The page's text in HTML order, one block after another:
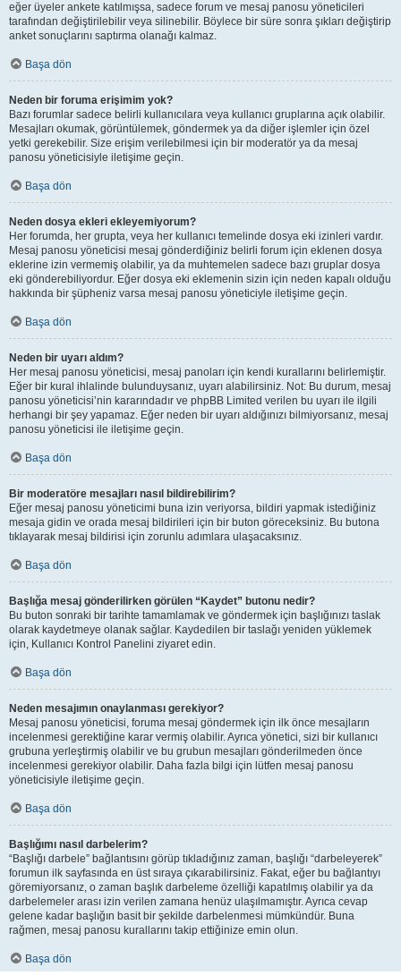
eğer üyeler ankete katılmışsa, sadece forum ve mesaj panosu yöneticileri
tarafından değiştirilebilir veya silinebilir. Böylece bir süre sonra şıkları değiştirip
anket sonuçlarını saptırma olanağı kalmaz.
Başa dön
Neden bir foruma erişimim yok?
Bazı forumlar sadece belirli kullanıcılara veya kullanıcı gruplarına açık olabilir.
Mesajları okumak, görüntülemek, göndermek ya da diğer işlemler için özel
yetki gerekebilir. Size erişim verilebilmesi için bir moderatör ya da mesaj
panosu yöneticisiyle iletişime geçin.
Başa dön
Neden dosya ekleri ekleyemiyorum?
Her forumda, her grupta, veya her kullanıcı temelinde dosya eki izinleri vardır.
Mesaj panosu yöneticisi mesaj gönderdiğiniz belirli forum için eklenen dosya
eklerine izin vermemiş olabilir, ya da muhtemelen sadece bazı gruplar dosya
eki gönderebiliyordur. Eğer dosya eki eklemenin sizin için neden kapalı olduğu
hakkında bir şüpheniz varsa mesaj panosu yöneticiyle iletişime geçin.
Başa dön
Neden bir uyarı aldım?
Her mesaj panosu yöneticisi, mesaj panoları için kendi kurallarını belirlemiştir.
Eğer bir kural ihlalinde bulunduysanız, uyarı alabilirsiniz. Not: Bu durum, mesaj
panosu yöneticisi’nin kararındadır ve phpBB Limited verilen bu uyarı ile ilgili
herhangi bir şey yapamaz. Eğer neden bir uyarı aldığınızı bilmiyorsanız, mesaj
panosu yöneticisi ile iletişime geçin.
Başa dön
Bir moderatöre mesajları nasıl bildirebilirim?
Eğer mesaj panosu yöneticimi buna izin veriyorsa, bildiri yapmak istediğiniz
mesaja gidin ve orada mesaj bildirileri için bir buton göreceksiniz. Bu butona
tıklayarak mesaj bildirisi için zorunlu adımlara ulaşacaksınız.
Başa dön
Başlığa mesaj gönderilirken görülen “Kaydet” butonu nedir?
Bu buton sonraki bir tarihte tamamlamak ve göndermek için başlığınızı taslak
olarak kaydetmeye olanak sağlar. Kaydedilen bir taslağı yeniden yüklemek
için, Kullanıcı Kontrol Panelini ziyaret edin.
Başa dön
Neden mesajımın onaylanması gerekiyor?
Mesaj panosu yöneticisi, foruma mesaj göndermek için ilk önce mesajların
incelenmesi gerektiğine karar vermiş olabilir. Ayrıca yönetici, sizi bir kullanıcı
grubuna yerleştirmiş olabilir ve bu grubun mesajları gönderilmeden önce
incelenmesi gerekiyor olabilir. Daha fazla bilgi için lütfen mesaj panosu
yöneticisiyle iletişime geçin.
Başa dön
Başlığımı nasıl darbelerim?
“Başlığı darbele” bağlantısını görüp tıkladığınız zaman, başlığı “darbeleyerek”
forumun ilk sayfasında en üst sıraya çıkarabilirsiniz. Fakat, eğer bu bağlantıyı
göremiyorsanız, o zaman başlık darbeleme özelliği kapatılmış olabilir ya da
darbelemeler arası izin verilen zamana henüz ulaşılmamıştır. Ayrıca cevap
gelene kadar başlığın basit bir şekilde darbelenmesi mümkündür. Buna
rağmen, mesaj panosu kurallarını takip ettiğinize emin olun.
Başa dön